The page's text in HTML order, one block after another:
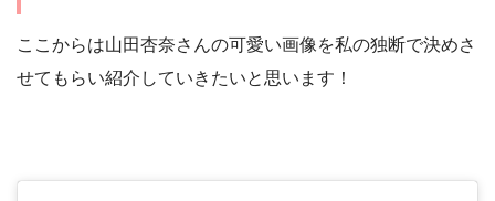
ここからは山田杏奈さんの可愛い画像を私の独断で決めさ
せてもらい紹介していきたいと思います！